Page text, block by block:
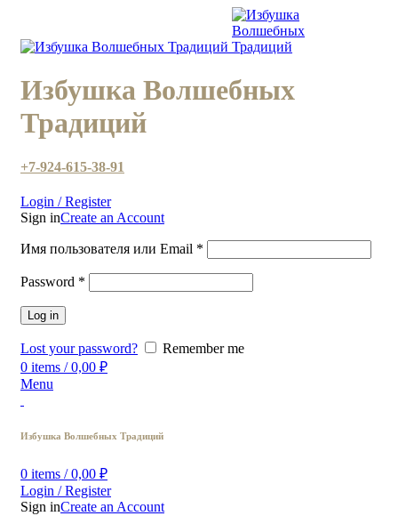
Избушка Волшебных
Традиций
+7-924-615-38-91
Login / Register
Sign inCreate an Account
Имя пользователя или Email *
Password *
Log in
Lost your password?
Remember me
0 items / 0,00 ₽
Menu
Избушка Волшебных Традиций
0 items / 0,00 ₽
Login / Register
Sign inCreate an Account